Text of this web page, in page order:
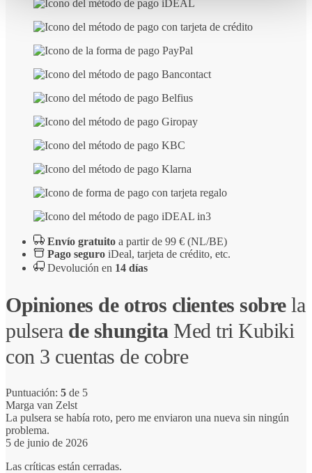
Envío gratuito a partir de 99 € (NL/BE)
Pago seguro iDeal, tarjeta de crédito, etc.
Devolución en 14 días
Opiniones de otros clientes sobre la
pulsera de shungita Med tri Kubiki
con 3 cuentas de cobre
Puntuación: 5 de 5
Marga van Zelst
La pulsera se había roto, pero me enviaron una nueva sin ningún
problema.
5 de junio de 2026
Las críticas están cerradas.